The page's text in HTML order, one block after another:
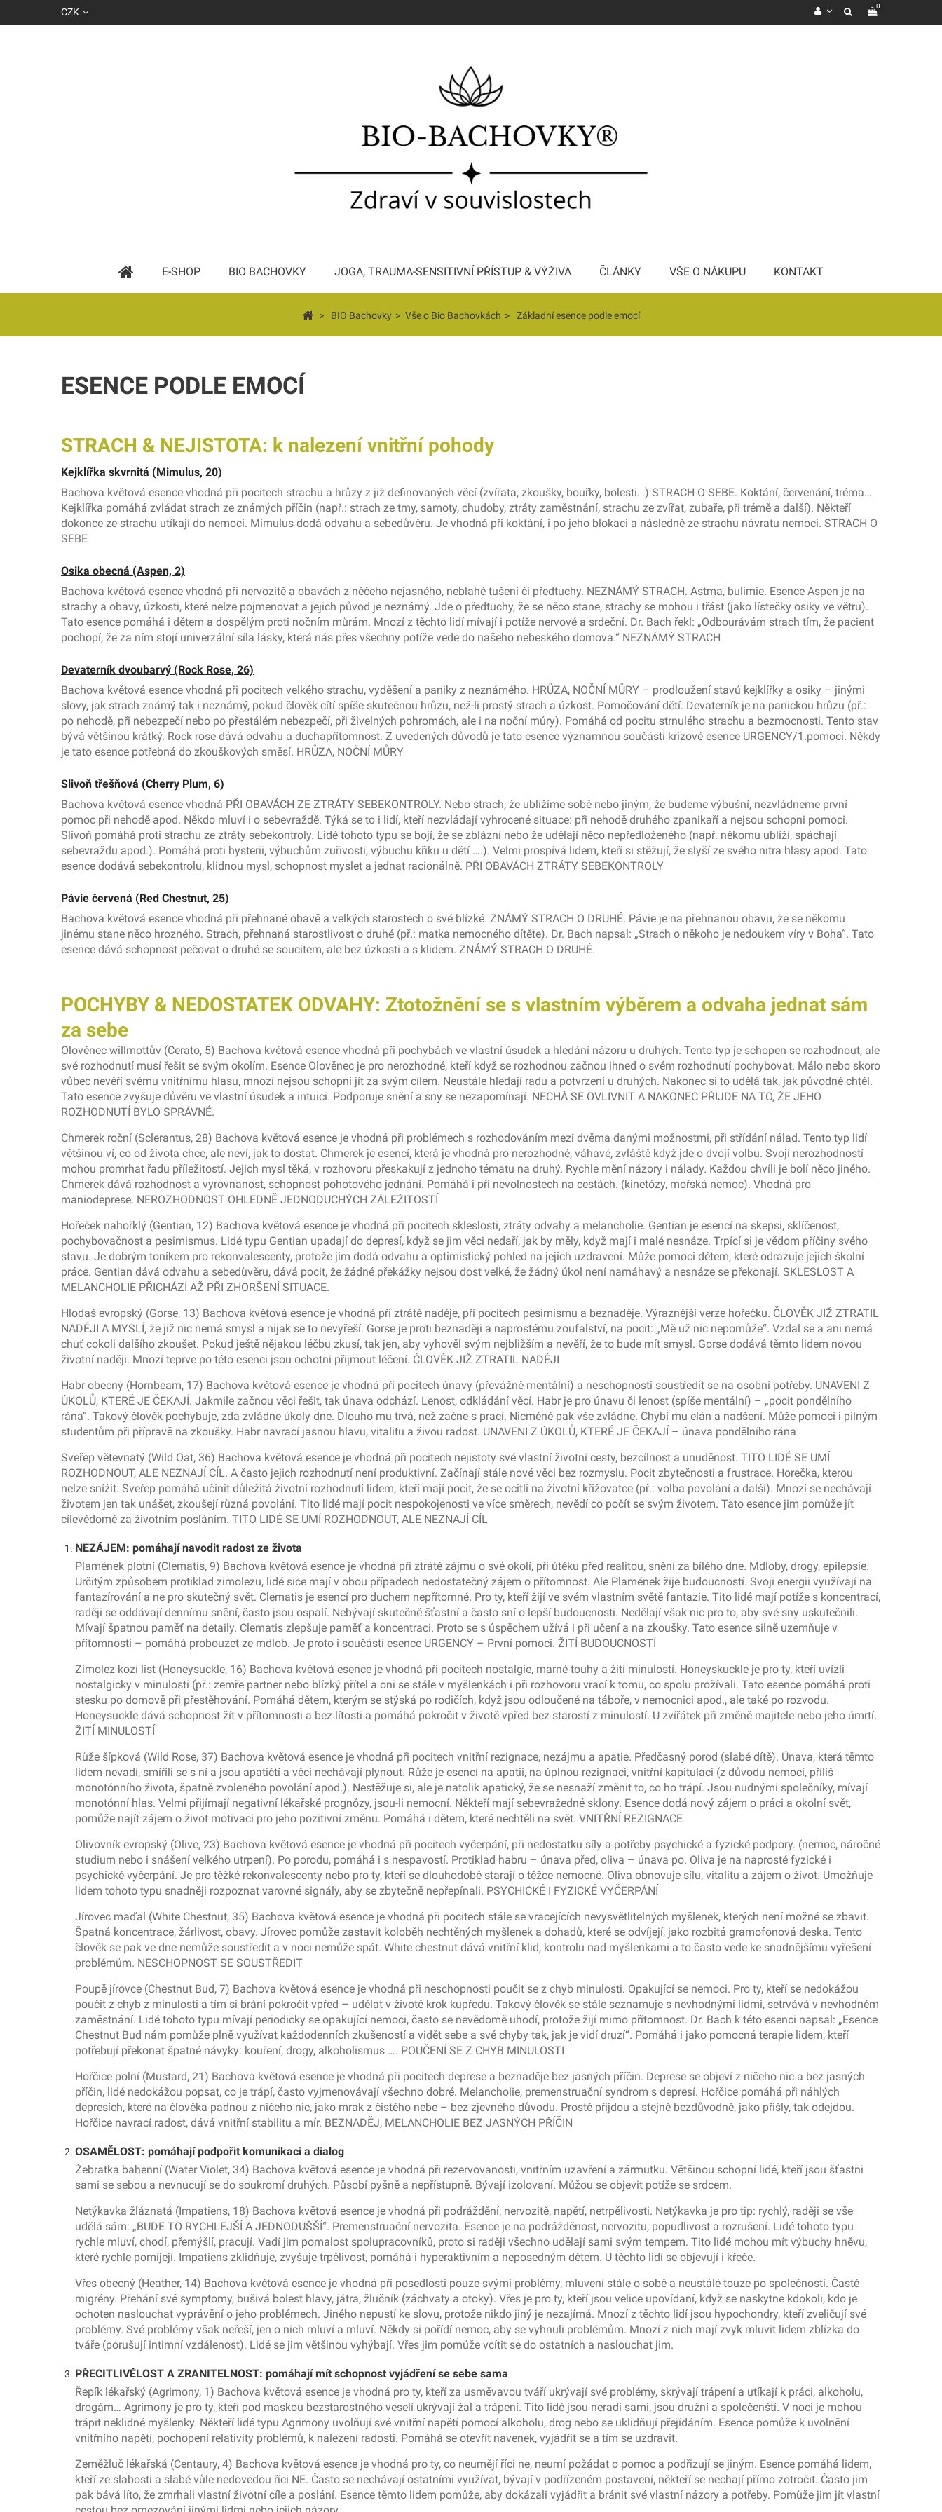
0
CZK
E-SHOP BIO BACHOVKY JOGA, TRAUMA-SENSITIVNÍ PŘÍSTUP & VÝŽIVA ČLÁNKY VŠE O NÁKUPU KONTAKT
> BIO Bachovky > Vše o Bio Bachovkách > Základní esence podle emocí
ESENCE PODLE EMOCÍ
STRACH & NEJISTOTA: k nalezení vnitřní pohody
Kejklířka skvrnitá (Mimulus, 20)
Bachova květová esence vhodná při pocitech strachu a hrůzy z již definovaných věcí (zvířata, zkoušky, bouřky, bolesti…) STRACH O SEBE. Koktání, červenání, tréma…
Kejklířka pomáhá zvládat strach ze známých příčin (např.: strach ze tmy, samoty, chudoby, ztráty zaměstnání, strachu ze zvířat, zubaře, při trémě a další). Někteří
dokonce ze strachu utíkají do nemoci. Mimulus dodá odvahu a sebedůvěru. Je vhodná při koktání, i po jeho blokaci a následně ze strachu návratu nemoci. STRACH O
SEBE
Osika obecná (Aspen, 2)
Bachova květová esence vhodná při nervozitě a obavách z něčeho nejasného, neblahé tušení či předtuchy. NEZNÁMÝ STRACH. Astma, bulimie. Esence Aspen je na
strachy a obavy, úzkosti, které nelze pojmenovat a jejich původ je neznámý. Jde o předtuchy, že se něco stane, strachy se mohou i třást (jako lístečky osiky ve větru).
Tato esence pomáhá i dětem a dospělým proti nočním můrám. Mnozí z těchto lidí mívají i potíže nervové a srdeční. Dr. Bach řekl: „Odbourávám strach tím, že pacient
pochopí, že za ním stojí univerzální síla lásky, která nás přes všechny potíže vede do našeho nebeského domova.“ NEZNÁMÝ STRACH
Devaterník dvoubarvý (Rock Rose, 26)
Bachova květová esence vhodná při pocitech velkého strachu, vyděšení a paniky z neznámého. HRŮZA, NOČNÍ MŮRY – prodloužení stavů kejklířky a osiky – jinými
slovy, jak strach známý tak i neznámý, pokud člověk cítí spíše skutečnou hrůzu, než-li prostý strach a úzkost. Pomočování dětí. Devaterník je na panickou hrůzu (př.:
po nehodě, při nebezpečí nebo po přestálém nebezpečí, při živelných pohromách, ale i na noční múry). Pomáhá od pocitu strnulého strachu a bezmocnosti. Tento stav
bývá většinou krátký. Rock rose dává odvahu a duchapřítomnost. Z uvedených důvodů je tato esence významnou součástí krizové esence URGENCY/1.pomoci. Někdy
je tato esence potřebná do zkouškových směsí. HRŮZA, NOČNÍ MŮRY
Slivoň třešňová (Cherry Plum, 6)
Bachova květová esence vhodná PŘI OBAVÁCH ZE ZTRÁTY SEBEKONTROLY. Nebo strach, že ublížíme sobě nebo jiným, že budeme výbušní, nezvládneme první
pomoc při nehodě apod. Někdo mluví i o sebevraždě. Týká se to i lidí, kteří nezvládají vyhrocené situace: při nehodě druhého zpanikaří a nejsou schopni pomoci.
Slivoň pomáhá proti strachu ze ztráty sebekontroly. Lidé tohoto typu se bojí, že se zblázní nebo že udělají něco nepředloženého (např. někomu ublíží, spáchají
sebevraždu apod.). Pomáhá proti hysterii, výbuchům zuřivosti, výbuchu křiku u dětí ….). Velmi prospívá lidem, kteří si stěžují, že slyší ze svého nitra hlasy apod. Tato
esence dodává sebekontrolu, klidnou mysl, schopnost myslet a jednat racionálně. PŘI OBAVÁCH ZTRÁTY SEBEKONTROLY
Pávie červená (Red Chestnut, 25)
Bachova květová esence vhodná při přehnané obavě a velkých starostech o své blízké. ZNÁMÝ STRACH O DRUHÉ. Pávie je na přehnanou obavu, že se někomu
jinému stane něco hrozného. Strach, přehnaná starostlivost o druhé (př.: matka nemocného dítěte). Dr. Bach napsal: „Strach o někoho je nedoukem víry v Boha“. Tato
esence dává schopnost pečovat o druhé se soucitem, ale bez úzkosti a s klidem. ZNÁMÝ STRACH O DRUHÉ.
POCHYBY & NEDOSTATEK ODVAHY: Ztotožnění se s vlastním výběrem a odvaha jednat sám
za sebe
Olověnec willmottův (Cerato, 5) Bachova květová esence vhodná při pochybách ve vlastní úsudek a hledání názoru u druhých. Tento typ je schopen se rozhodnout, ale
své rozhodnutí musí řešit se svým okolím. Esence Olověnec je pro nerozhodné, kteří když se rozhodnou začnou ihned o svém rozhodnutí pochybovat. Málo nebo skoro
vůbec nevěří svému vnitřnímu hlasu, mnozí nejsou schopni jít za svým cílem. Neustále hledají radu a potvrzení u druhých. Nakonec si to udělá tak, jak původně chtěl.
Tato esence zvyšuje důvěru ve vlastní úsudek a intuici. Podporuje snění a sny se nezapomínají. NECHÁ SE OVLIVNIT A NAKONEC PŘIJDE NA TO, ŽE JEHO
ROZHODNUTÍ BYLO SPRÁVNÉ.
Chmerek roční (Sclerantus, 28) Bachova květová esence je vhodná při problémech s rozhodováním mezi dvěma danými možnostmi, při střídání nálad. Tento typ lidí
většinou ví, co od života chce, ale neví, jak to dostat. Chmerek je esencí, která je vhodná pro nerozhodné, váhavé, zvláště když jde o dvojí volbu. Svojí nerozhodností
mohou promrhat řadu příležitostí. Jejich mysl těká, v rozhovoru přeskakují z jednoho tématu na druhý. Rychle mění názory i nálady. Každou chvíli je bolí něco jiného.
Chmerek dává rozhodnost a vyrovnanost, schopnost pohotového jednání. Pomáhá i při nevolnostech na cestách. (kinetózy, mořská nemoc). Vhodná pro
maniodeprese. NEROZHODNOST OHLEDNĚ JEDNODUCHÝCH ZÁLEŽITOSTÍ
Hořeček nahořklý (Gentian, 12) Bachova květová esence je vhodná při pocitech skleslosti, ztráty odvahy a melancholie. Gentian je esencí na skepsi, sklíčenost,
pochybovačnost a pesimismus. Lidé typu Gentian upadají do depresí, když se jim věci nedaří, jak by měly, když mají i malé nesnáze. Trpící si je vědom příčiny svého
stavu. Je dobrým tonikem pro rekonvalescenty, protože jim dodá odvahu a optimistický pohled na jejich uzdravení. Může pomoci dětem, které odrazuje jejich školní
práce. Gentian dává odvahu a sebedůvěru, dává pocit, že žádné překážky nejsou dost velké, že žádný úkol není namáhavý a nesnáze se překonají. SKLESLOST A
MELANCHOLIE PŘICHÁZÍ AŽ PŘI ZHORŠENÍ SITUACE.
Hlodaš evropský (Gorse, 13) Bachova květová esence je vhodná při ztrátě naděje, při pocitech pesimismu a beznaděje. Výraznější verze hořečku. ČLOVĚK JIŽ ZTRATIL
NADĚJI A MYSLÍ, že již nic nemá smysl a nijak se to nevyřeší. Gorse je proti beznaději a naprostému zoufalství, na pocit: „Mě už nic nepomůže“. Vzdal se a ani nemá
chuť cokoli dalšího zkoušet. Pokud ještě nějakou léčbu zkusí, tak jen, aby vyhověl svým nejbližším a nevěří, že to bude mít smysl. Gorse dodává těmto lidem novou
životní naději. Mnozí teprve po této esenci jsou ochotni přijmout léčení. ČLOVĚK JIŽ ZTRATIL NADĚJI
Habr obecný (Hornbeam, 17) Bachova květová esence je vhodná při pocitech únavy (převážně mentální) a neschopnosti soustředit se na osobní potřeby. UNAVENI Z
ÚKOLŮ, KTERÉ JE ČEKAJÍ. Jakmile začnou věci řešit, tak únava odchází. Lenost, odkládání věcí. Habr je pro únavu či lenost (spíše mentální) – „pocit pondělního
rána“. Takový člověk pochybuje, zda zvládne úkoly dne. Dlouho mu trvá, než začne s prací. Nicméně pak vše zvládne. Chybí mu elán a nadšení. Může pomoci i pilným
studentům při přípravě na zkoušky. Habr navrací jasnou hlavu, vitalitu a živou radost. UNAVENI Z ÚKOLŮ, KTERÉ JE ČEKAJÍ – únava pondělního rána
Sveřep větevnatý (Wild Oat, 36) Bachova květová esence je vhodná při pocitech nejistoty své vlastní životní cesty, bezcílnost a unuděnost. TITO LIDÉ SE UMÍ
ROZHODNOUT, ALE NEZNAJÍ CÍL. A často jejich rozhodnutí není produktivní. Začínají stále nové věci bez rozmyslu. Pocit zbytečnosti a frustrace. Horečka, kterou
nelze snížit. Sveřep pomáhá učinit důležitá životní rozhodnutí lidem, kteří mají pocit, že se ocitli na životní křižovatce (př.: volba povolání a další). Mnozí se nechávají
životem jen tak unášet, zkoušejí různá povolání. Tito lidé mají pocit nespokojenosti ve více směrech, nevědí co počít se svým životem. Tato esence jim pomůže jít
cílevědomě za životním posláním. TITO LIDÉ SE UMÍ ROZHODNOUT, ALE NEZNAJÍ CÍL
NEZÁJEM: pomáhají navodit radost ze života
Plamének plotní (Clematis, 9) Bachova květová esence je vhodná při ztrátě zájmu o své okolí, při útěku před realitou, snění za bílého dne. Mdloby, drogy, epilepsie.
Určitým způsobem protiklad zimolezu, lidé sice mají v obou případech nedostatečný zájem o přítomnost. Ale Plamének žije budoucností. Svoji energii využívají na
fantazírování a ne pro skutečný svět. Clematis je esencí pro duchem nepřítomné. Pro ty, kteří žijí ve svém vlastním světě fantazie. Tito lidé mají potíže s koncentrací,
raději se oddávají dennímu snění, často jsou ospalí. Nebývají skutečně šťastní a často sní o lepší budoucnosti. Nedělají však nic pro to, aby své sny uskutečnili.
Mívají špatnou paměť na detaily. Clematis zlepšuje paměť a koncentraci. Proto se s úspěchem užívá i při učení a na zkoušky. Tato esence silně uzemňuje v
přítomnosti – pomáhá probouzet ze mdlob. Je proto i součástí esence URGENCY – První pomoci. ŽITÍ BUDOUCNOSTÍ
Zimolez kozí list (Honeysuckle, 16) Bachova květová esence je vhodná při pocitech nostalgie, marné touhy a žití minulostí. Honeyskuckle je pro ty, kteří uvízli
nostalgicky v minulosti (př.: zemře partner nebo blízký přítel a oni se stále v myšlenkách i při rozhovoru vrací k tomu, co spolu prožívali. Tato esence pomáhá proti
stesku po domově při přestěhování. Pomáhá dětem, kterým se stýská po rodičích, když jsou odloučené na táboře, v nemocnici apod., ale také po rozvodu.
Honeysuckle dává schopnost žít v přítomnosti a bez lítosti a pomáhá pokročit v životě vpřed bez starostí z minulostí. U zvířátek při změně majitele nebo jeho úmrtí.
ŽITÍ MINULOSTÍ
Růže šípková (Wild Rose, 37) Bachova květová esence je vhodná při pocitech vnitřní rezignace, nezájmu a apatie. Předčasný porod (slabé dítě). Únava, která těmto
lidem nevadí, smířili se s ní a jsou apatičtí a věci nechávají plynout. Růže je esencí na apatii, na úplnou rezignaci, vnitřní kapitulaci (z důvodu nemoci, příliš
monotónního života, špatně zvoleného povolání apod.). Nestěžuje si, ale je natolik apatický, že se nesnaží změnit to, co ho trápí. Jsou nudnými společníky, mívají
monotónní hlas. Velmi přijímají negativní lékařské prognózy, jsou-li nemocní. Někteří mají sebevražedné sklony. Esence dodá nový zájem o práci a okolní svět,
pomůže najít zájem o život motivaci pro jeho pozitivní změnu. Pomáhá i dětem, které nechtěli na svět. VNITŘNÍ REZIGNACE
Olivovník evropský (Olive, 23) Bachova květová esence je vhodná při pocitech vyčerpání, při nedostatku síly a potřeby psychické a fyzické podpory. (nemoc, náročné
studium nebo i snášení velkého utrpení). Po porodu, pomáhá i s nespavostí. Protiklad habru – únava před, oliva – únava po. Oliva je na naprosté fyzické i
psychické vyčerpání. Je pro těžké rekonvalescenty nebo pro ty, kteří se dlouhodobě starají o těžce nemocné. Oliva obnovuje sílu, vitalitu a zájem o život. Umožňuje
lidem tohoto typu snadněji rozpoznat varovné signály, aby se zbytečně nepřepínali. PSYCHICKÉ I FYZICKÉ VYČERPÁNÍ
Jírovec maďal (White Chestnut, 35) Bachova květová esence je vhodná při pocitech stále se vracejících nevysvětlitelných myšlenek, kterých není možné se zbavit.
Špatná koncentrace, žárlivost, obavy. Jírovec pomůže zastavit koloběh nechtěných myšlenek a dohadů, které se odvíjejí, jako rozbitá gramofonová deska. Tento
člověk se pak ve dne nemůže soustředit a v noci nemůže spát. White chestnut dává vnitřní klid, kontrolu nad myšlenkami a to často vede ke snadnějšímu vyřešení
problémům. NESCHOPNOST SE SOUSTŘEDIT
Poupě jírovce (Chestnut Bud, 7) Bachova květová esence je vhodná při neschopnosti poučit se z chyb minulosti. Opakující se nemoci. Pro ty, kteří se nedokážou
poučit z chyb z minulosti a tím si brání pokročit vpřed – udělat v životě krok kupředu. Takový člověk se stále seznamuje s nevhodnými lidmi, setrvává v nevhodném
zaměstnání. Lidé tohoto typu mívají periodicky se opakující nemoci, často se nevědomě uhodí, protože žijí mimo přítomnost. Dr. Bach k této esenci napsal: „Esence
Chestnut Bud nám pomůže plně využívat každodenních zkušeností a vidět sebe a své chyby tak, jak je vidí druzí“. Pomáhá i jako pomocná terapie lidem, kteří
potřebují překonat špatné návyky: kouření, drogy, alkoholismus …. POUČENÍ SE Z CHYB MINULOSTI
Hořčice polní (Mustard, 21) Bachova květová esence je vhodná při pocitech deprese a beznaděje bez jasných příčin. Deprese se objeví z ničeho nic a bez jasných
příčin, lidé nedokážou popsat, co je trápí, často vyjmenovávají všechno dobré. Melancholie, premenstruační syndrom s depresí. Hořčice pomáhá při náhlých
depresích, které na člověka padnou z ničeho nic, jako mrak z čistého nebe – bez zjevného důvodu. Prostě přijdou a stejně bezdůvodně, jako přišly, tak odejdou.
Hořčice navrací radost, dává vnitřní stabilitu a mír. BEZNADĚJ, MELANCHOLIE BEZ JASNÝCH PŘÍČIN
OSAMĚLOST: pomáhají podpořit komunikaci a dialog
Žebratka bahenní (Water Violet, 34) Bachova květová esence je vhodná při rezervovanosti, vnitřním uzavření a zármutku. Většinou schopní lidé, kteří jsou šťastni
sami se sebou a nevnucují se do soukromí druhých. Působí pyšně a nepřístupně. Bývají izolovaní. Můžou se objevit potíže se srdcem.
Netýkavka žláznatá (Impatiens, 18) Bachova květová esence je vhodná při podráždění, nervozitě, napětí, netrpělivosti. Netýkavka je pro tip: rychlý, raději se vše
udělá sám: „BUDE TO RYCHLEJŠÍ A JEDNODUŠŠÍ“. Premenstruační nervozita. Esence je na podrážděnost, nervozitu, popudlivost a rozrušení. Lidé tohoto typu
rychle mluví, chodí, přemýšlí, pracují. Vadí jim pomalost spolupracovníků, proto si raději všechno udělají sami svým tempem. Tito lidé mohou mít výbuchy hněvu,
které rychle pomíjejí. Impatiens zklidňuje, zvyšuje trpělivost, pomáhá i hyperaktivním a neposedným dětem. U těchto lidí se objevují i křeče.
Vřes obecný (Heather, 14) Bachova květová esence je vhodná při posedlosti pouze svými problémy, mluvení stále o sobě a neustálé touze po společnosti. Časté
migrény. Přehání své symptomy, bušivá bolest hlavy, játra, žlučník (záchvaty a otoky). Vřes je pro ty, kteří jsou velice upovídaní, když se naskytne kdokoli, kdo je
ochoten naslouchat vyprávění o jeho problémech. Jiného nepustí ke slovu, protože nikdo jiný je nezajímá. Mnozí z těchto lidí jsou hypochondry, kteří zveličují své
problémy. Své problémy však neřeší, jen o nich mluví a mluví. Někdy si pořídí nemoc, aby se vyhnuli problémům. Mnozí z nich mají zvyk mluvit lidem zblízka do
tváře (porušují intimní vzdálenost). Lidé se jim většinou vyhýbají. Vřes jim pomůže vcítit se do ostatních a naslouchat jim.
PŘECITLIVĚLOST A ZRANITELNOST: pomáhají mít schopnost vyjádření se sebe sama
Řepík lékařský (Agrimony, 1) Bachova květová esence je vhodná pro ty, kteří za usměvavou tváří ukrývají své problémy, skrývají trápení a utíkají k práci, alkoholu,
drogám… Agrimony je pro ty, kteří pod maskou bezstarostného veselí ukrývají žal a trápení. Tito lidé jsou neradi sami, jsou družní a společenští. V noci je mohou
trápit neklidné myšlenky. Někteří lidé typu Agrimony uvolňují své vnitřní napětí pomocí alkoholu, drog nebo se uklidňují přejídáním. Esence pomůže k uvolnění
vnitřního napětí, pochopení relativity problémů, k nalezení radosti. Pomáhá se otevřít navenek, vyjádřit se a tím se uzdravit.
Zeměžluč lékařská (Centaury, 4) Bachova květová esence je vhodná pro ty, co neumějí říci ne, neumí požádat o pomoc a podřizují se jiným. Esence pomáhá lidem,
kteří ze slabosti a slabé vůle nedovedou říci NE. Často se nechávají ostatními využívat, bývají v podřízeném postavení, někteří se nechají přímo zotročit. Často jim
pak bává líto, že zmrhali vlastní životní cíle a poslání. Esence těmto lidem pomůže, aby dokázali vyjádřit a bránit své vlastní názory a potřeby. Pomůže jim jít vlastní